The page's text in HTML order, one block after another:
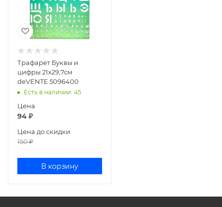
Трафарет Буквы и
цифры 21х29,7см
deVENTE 5096400
Есть в наличии: 45
Цена
94 ₽
Цена до скидки
150₽
В корзину